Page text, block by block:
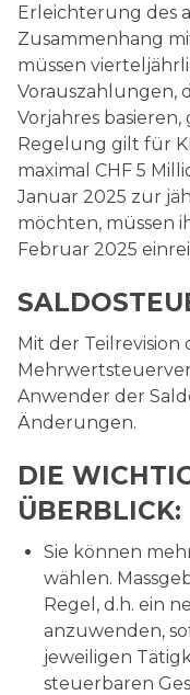
Erleichterung des
Zusammenhang
müssen
Vorauszahlungen,
Vorjahres
Regelung gilt für
maximal CHF 5
Januar 2025 zur
möchten, müssen
Februar 2025
Mit der Teilrevision
Anwender der
Änderungen.
DIE
ÜBERBLICK:
Sie können
wählen.
Regel, d.h. ein
anzuwenden,
jeweiligen
steuerbaren